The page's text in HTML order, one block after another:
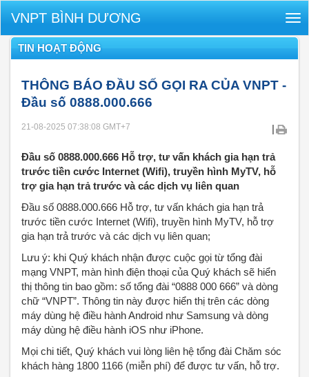
VNPT BÌNH DƯƠNG
TIN HOẠT ĐỘNG
THÔNG BÁO ĐẦU SỐ GỌI RA CỦA VNPT -
Đầu số 0888.000.666
21-08-2025 07:38:08 GMT+7 |
Đầu số 0888.000.666 Hỗ trợ, tư vấn khách gia hạn trả
trước tiền cước Internet (Wifi), truyền hình MyTV, hỗ
trợ gia hạn trả trước và các dịch vụ liên quan
Đầu số 0888.000.666 Hỗ trợ, tư vấn khách gia hạn trả
trước tiền cước Internet (Wifi), truyền hình MyTV, hỗ trợ
gia hạn trả trước và các dịch vụ liên quan;
Lưu ý: khi Quý khách nhận được cuộc gọi từ tổng đài
mạng VNPT, màn hình điện thoại của Quý khách sẽ hiển
thị thông tin bao gồm: số tổng đài “0888 000 666” và dòng
chữ “VNPT”. Thông tin này được hiển thị trên các dòng
máy dùng hệ điều hành Android như Samsung và dòng
máy dùng hệ điều hành iOS như iPhone.
Mọi chi tiết, Quý khách vui lòng liên hệ tổng đài Chăm sóc
khách hàng 1800 1166 (miễn phí) để được tư vấn, hỗ trợ.